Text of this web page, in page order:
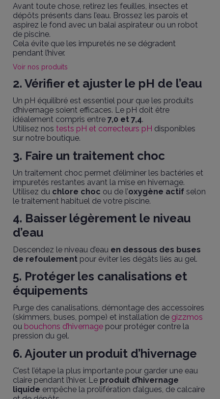
Avant toute chose, retirez les feuilles, insectes et
dépôts présents dans l’eau. Brossez les parois et
aspirez le fond avec un balai aspirateur ou un robot
de piscine.
Cela évite que les impuretés ne se dégradent
pendant l’hiver.
Voir nos produits
2. Vérifier et ajuster le pH de l’eau
Un pH équilibré est essentiel pour que les produits
d’hivernage soient efficaces. Le pH doit être
idéalement compris entre7,0 et 7,4.
Utilisez nostests pH et correcteurs pH disponibles
sur notre boutique.
3. Faire un traitement choc
Un traitement choc permet d’éliminer les bactéries et
impuretés restantes avant la mise en hivernage.
Utilisez du chlore choc ou de l’oxygène actif selon
le traitement habituel de votre piscine.
4. Baisser légèrement le niveau
d’eau
Descendez le niveau d’eau en dessous des buses
de refoulement pour éviter les dégâts liés au gel.
5. Protéger les canalisations et
équipements
Purge des canalisations, démontage des accessoires
(skimmers, buses, pompe) et installation de gizzmos
ou bouchons d’hivernage pour protéger contre la
pression du gel.
6. Ajouter un produit d’hivernage
C’est l’étape la plus importante pour garder une eau
claire pendant l’hiver. Le produit d’hivernage
liquide empêche la prolifération d’algues, de calcaire